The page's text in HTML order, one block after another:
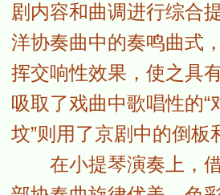
剧内容和曲调进行综合
洋协奏曲中的奏鸣曲式
挥交响性效果，使之具
吸取了戏曲中歌唱性的“
坟”则用了京剧中的倒板
在小提琴演奏上，借